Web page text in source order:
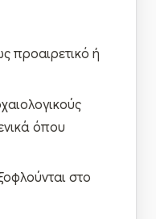
προαιρετικό ή
όπου
στο